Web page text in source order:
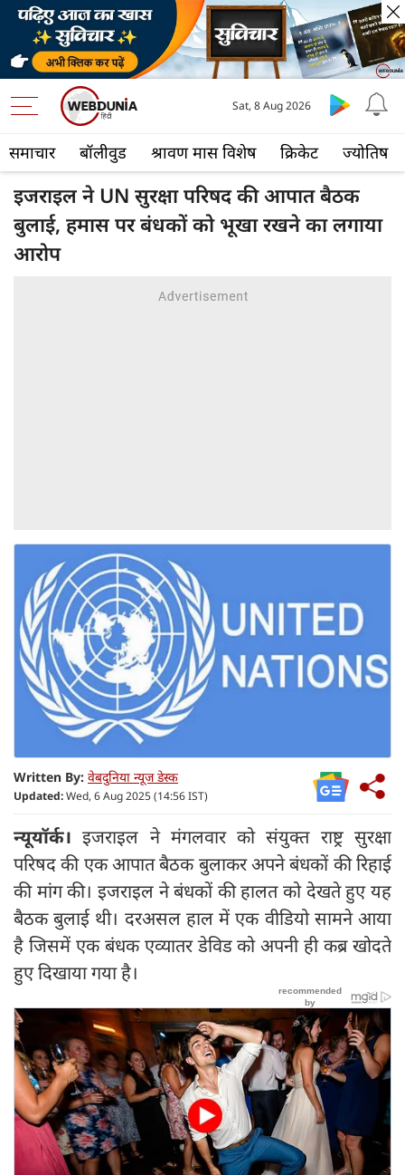
समाचार बॉलीवुड श्रावण मास विशेष क्रिकेट ज्योतिष
Sat, 8 Aug 2026
इजराइल ने UN सुरक्षा परिषद की आपात बैठक
बुलाई, हमास पर बंधकों को भूखा रखने का लगाया
आरोप
Written By: वेबदुनिया न्यूज डेस्क
Updated:Wed, 6 Aug 2025 (14:56 IST)
न्यूयॉर्क।इजराइल ने मंगलवार को संयुक्त राष्ट्र सुरक्षा
परिषद की एक आपात बैठक बुलाकर अपने बंधकों की रिहाई
की मांग की। इजराइल ने बंधकों की हालत को देखते हुए यह
बैठक बुलाई थी। दरअसल हाल में एक वीडियो सामने आया
है जिसमें एक बंधक एव्यातर डेविड को अपनी ही कब्र खोदते
हुए दिखाया गया है।